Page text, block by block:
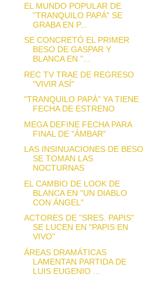
EL MUNDO POPULAR DE
"TRANQUILO PAPÁ" SE
GRABA EN P...
SE CONCRETÓ EL PRIMER
BESO DE GASPAR Y
BLANCA EN "...
REC TV TRAE DE REGRESO
"VIVIR ASÍ"
"TRANQUILO PAPÁ" YA TIENE
FECHA DE ESTRENO
MEGA DEFINE FECHA PARA
FINAL DE "ÁMBAR"
LAS INSINUACIONES DE BESO
SE TOMAN LAS
NOCTURNAS
EL CAMBIO DE LOOK DE
BLANCA EN "UN DIABLO
CON ÁNGEL"
ACTORES DE "SRES. PAPIS"
SE LUCEN EN "PAPIS EN
VIVO"
ÁREAS DRAMÁTICAS
LAMENTAN PARTIDA DE
LUIS EUGENIO ...